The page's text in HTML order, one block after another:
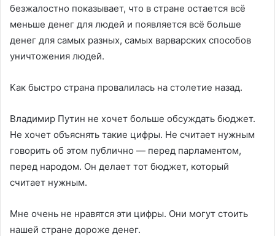
безжалостно показывает, что в стране остается всё
меньше денег для людей и появляется всё больше
денег для самых разных, самых варварских способов
уничтожения людей.
Как быстро страна провалилась на столетие назад.
Владимир Путин не хочет больше обсуждать бюджет.
Не хочет объяснять такие цифры. Не считает нужным
говорить об этом публично — перед парламентом,
перед народом. Он делает тот бюджет, который
считает нужным.
Мне очень не нравятся эти цифры. Они могут стоить
нашей стране дороже денег.